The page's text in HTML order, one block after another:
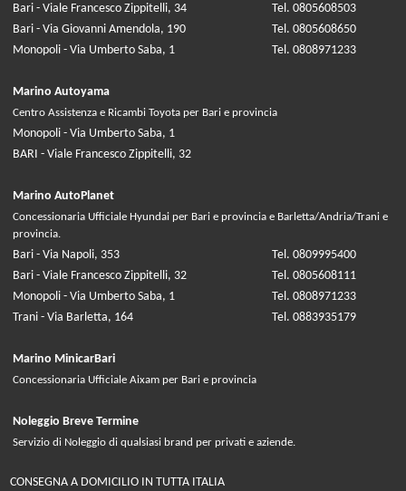
Bari - Viale Francesco Zippitelli, 34
Tel. 0805608503
Bari - Via Giovanni Amendola, 190
Tel. 0805608650
Monopoli - Via Umberto Saba, 1
Tel. 0808971233
Marino Autoyama
Centro Assistenza e Ricambi Toyota per Bari e provincia
Monopoli - Via Umberto Saba, 1
BARI - Viale Francesco Zippitelli, 32
Marino AutoPlanet
Concessionaria Ufficiale Hyundai per Bari e provincia e Barletta/Andria/Trani e
provincia.
Bari - Via Napoli, 353
Tel. 0809995400
Bari - Viale Francesco Zippitelli, 32
Tel. 0805608111
Monopoli - Via Umberto Saba, 1
Tel. 0808971233
Trani - Via Barletta, 164
Tel. 0883935179
Marino MinicarBari
Concessionaria Ufficiale Aixam per Bari e provincia
Noleggio Breve Termine
Servizio di Noleggio di qualsiasi brand per privati e aziende.
CONSEGNA A DOMICILIO IN TUTTA ITALIA